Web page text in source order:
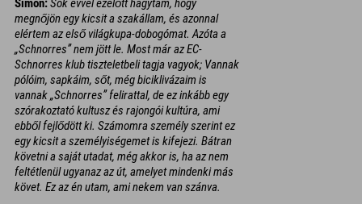
Simon:Sok évvel ezelőtt hagytam, hogy
megnőjön egy kicsit a szakállam, és azonnal
elértem az első világkupa-dobogómat. Azóta a
„Schnorres” nem jött le. Most már az EC-
Schnorres klub tiszteletbeli tagja vagyok; Vannak
pólóim, sapkáim, sőt, még biciklivázaim is
vannak „Schnorres” felirattal, de ez inkább egy
szórakoztató kultusz és rajongói kultúra, ami
ebből fejlődött ki. Számomra személy szerint ez
egy kicsit a személyiségemet is kifejezi. Bátran
követni a saját utadat, még akkor is, ha az nem
feltétlenül ugyanaz az út, amelyet mindenki más
követ. Ez az én utam, ami nekem van szánva.